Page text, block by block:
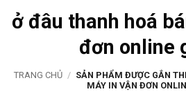
ở đâu thanh hoá
đơn online
TRANG CHỦ / SẢN PHẨM ĐƯỢC GẮN
MÁY IN VẬN ĐƠN